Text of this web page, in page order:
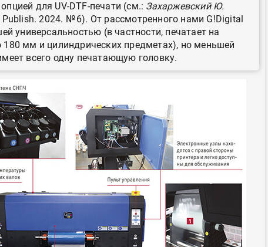
для UV-DTF-печати (см.: Захаржевский Ю.
2024. № 6). От рассмотренного нами G!Digital
универсальностью (в частности, печатает на
мм и цилиндрических предметах), но меньшей
всего одну печатающую головку.
ассортимент
тиснения
HeyGears анонсировала
Росприроднадзор запускает
«Калькулятор утилизации»
«Дубль В» расширяет ассортимент
фольги для горячего тиснения